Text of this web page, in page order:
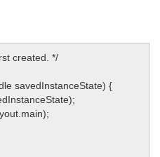
created. */
savedInstanceState) {